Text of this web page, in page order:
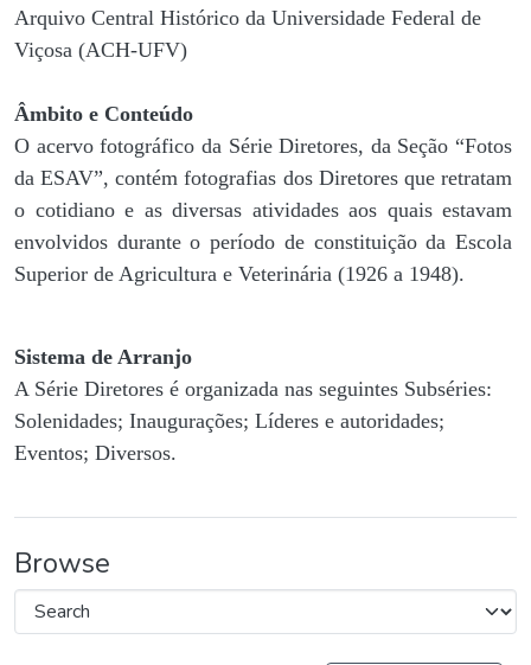
Arquivo Central Histórico da Universidade Federal de
Viçosa (ACH-UFV)
Âmbito e Conteúdo
O acervo fotográfico da Série Diretores, da Seção “Fotos
da ESAV”, contém fotografias dos Diretores que retratam
o cotidiano e as diversas atividades aos quais estavam
envolvidos durante o período de constituição da Escola
Superior de Agricultura e Veterinária (1926 a 1948).
Sistema de Arranjo
A Série Diretores é organizada nas seguintes Subséries:
Solenidades; Inaugurações; Líderes e autoridades;
Eventos; Diversos.
Browse